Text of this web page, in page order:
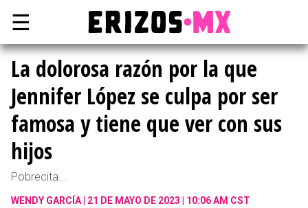
☰
La dolorosa razón por la que
Jennifer López se culpa por ser
famosa y tiene que ver con sus
hijos
Pobrecita...
WENDY GARCÍA 21 DE MAYO DE 2023 | 10:06 AM CST